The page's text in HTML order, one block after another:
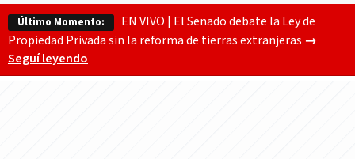
Último Momento:
EN VIVO | El Senado debate la Ley de
Propiedad Privada sin la reforma de tierras extranjeras →
Seguí leyendo